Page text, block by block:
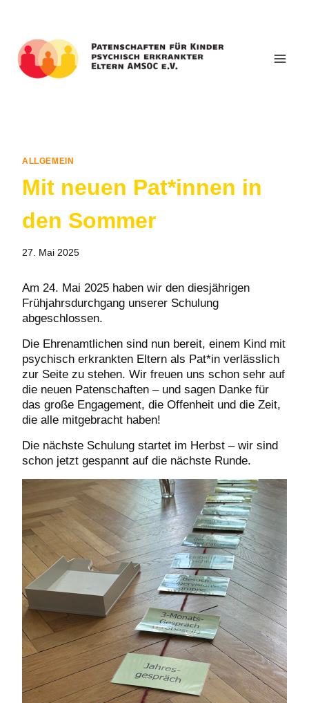
springen
ALLGEMEIN
Mit neuen Pat*innen in
den Sommer
27. Mai 2025
Am 24. Mai 2025 haben wir den diesjährigen
Frühjahrsdurchgang unserer Schulung
abgeschlossen.
Die Ehrenamtlichen sind nun bereit, einem Kind mit
psychisch erkrankten Eltern als Pat*in verlässlich
zur Seite zu stehen. Wir freuen uns schon sehr auf
die neuen Patenschaften – und sagen Danke für
das große Engagement, die Offenheit und die Zeit,
die alle mitgebracht haben!
Die nächste Schulung startet im Herbst – wir sind
schon jetzt gespannt auf die nächste Runde.